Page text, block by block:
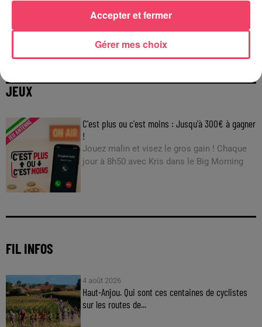
29 juillet 2026
INCENDIE EN GIRONDE. « DIRE QU'ON N'A PAS EU PEUR, CE N'EST
JEUX
C'est plus ou c'est moins : Jusqu'à 300€ à gagner
!
Jouez malin et visez le gros gain ! Chaque
jour à 8h50 avec Kris dans le Big Morning
FIL INFOS
4 août 2026
Haut-Anjou. Qui sont ces centaines de cyclistes
sur les routes de...
Gérer mes choix
Accepter et fermer